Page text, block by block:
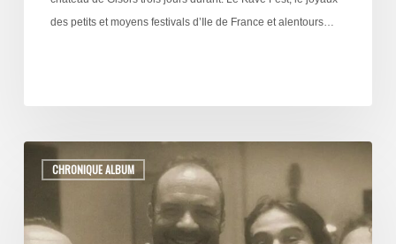
des petits et moyens festivals d’Ile de France et alentours…
CHRONIQUE ALBUM